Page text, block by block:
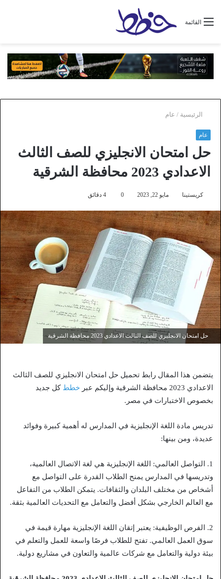
القائمة
الرئيسية / عام
عام
حل امتحان الانجليزي للصف الثالث
الاعدادي 2023 محافظة الشرقية
كريستينا مايو 22, 2023 0
حل امتحان الانجليزي للصف الثالث الاعدادي 2023 محافظة الشرقية
يتضمن هذا المقال رابط تحميل حل امتحان الانجليزي للصف الثالث
الاعدادي 2023 محافظة الشرقية وإليكم عبر
خطط كل جديد
بخصوص الاختبارات في مصر.
تدريس مادة اللغة الإنجليزية في المدارس له أهمية كبيرة وفوائد
عديدة، ومن بينها:
1. التواصل العالمي: اللغة الإنجليزية هي لغة الاتصال العالمية،
وتدريسها في المدارس يمنح الطلاب القدرة على التواصل مع
أشخاص من مختلف البلدان والثقافات. يتمكن الطلاب من التفاعل
مع العالم الخارجي بشكل أفضل والتعامل مع التحديات العالمية بثقة.
2. الفرص الوظيفية: يعتبر إتقان اللغة الإنجليزية مهارة قيمة في
سوق العمل العالمي. تفتح للطلاب فرصًا واسعة للعمل والتعلم في
بيئة دولية والتعامل مع شركات عالمية والتعاون في مشاريع دولية.